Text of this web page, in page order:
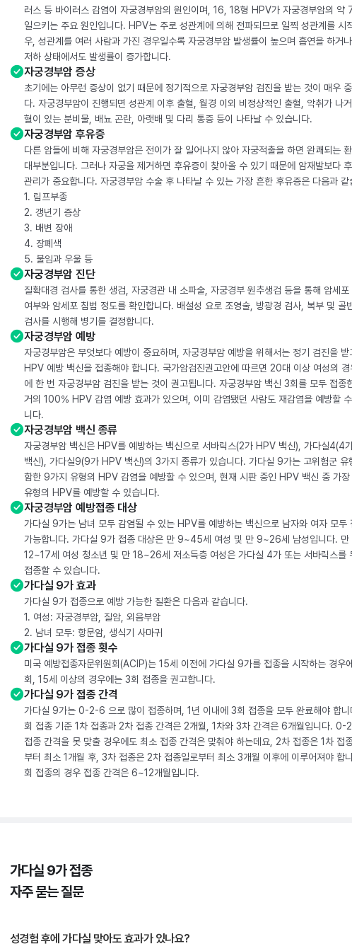
러스 등 바이러스 감염이 자궁경부암의 원인이며, 16, 18형 HPV가 자궁경부암의 약
일으키는 주요 원인입니다. HPV는 주로 성관계에 의해 전파되므로 일찍 성관계를 시
우, 성관계를 여러 사람과 가진 경우일수록 자궁경부암 발생률이 높으며 흡연을 하거
저하 상태에서도 발생률이 증가합니다.
자궁경부암 증상
초기에는 아무런 증상이 없기 때문에 정기적으로 자궁경부암 검진을 받는 것이 매우
다. 자궁경부암이 진행되면 성관계 이후 출혈, 월경 이외 비정상적인 출혈, 악취가 나
혈이 있는 분비물, 배뇨 곤란, 아랫배 및 다리 통증 등이 나타날 수 있습니다.
자궁경부암 후유증
다른 암들에 비해 자궁경부암은 전이가 잘 일어나지 않아 자궁적출을 하면 완쾌되는
대부분입니다. 그러나 자궁을 제거하면 후유증이 찾아올 수 있기 때문에 암재발보다
관리가 중요합니다. 자궁경부암 수술 후 나타날 수 있는 가장 흔한 후유증은 다음과 같
1. 림프부종
2. 갱년기 증상
3. 배변 장애
4. 장폐색
5. 불임과 우울 등
자궁경부암 진단
질확대경 검사를 통한 생검, 자궁경관 내 소파술, 자궁경부 원추생검 등을 통해 암세포
여부와 암세포 침범 정도를 확인합니다. 배설성 요로 조영술, 방광경 검사, 복부 및 골
검사를 시행해 병기를 결정합니다.
자궁경부암 예방
자궁경부암은 무엇보다 예방이 중요하며, 자궁경부암 예방을 위해서는 정기 검진을 받
HPV 예방 백신을 접종해야 합니다. 국가암검진권고안에 따르면 20대 이상 여성의
에 한 번 자궁경부암 검진을 받는 것이 권고됩니다. 자궁경부암 백신 3회를 모두 접종
거의 100% HPV 감염 예방 효과가 있으며, 이미 감염됐던 사람도 재감염을 예방할
니다.
자궁경부암 백신 종류
자궁경부암 백신은 HPV를 예방하는 백신으로 서바릭스(2가 HPV 백신), 가다실4(4
백신), 가다실9(9가 HPV 백신)의 3가지 종류가 있습니다. 가다실 9가는 고위험군 유
함한 9가지 유형의 HPV 감염을 예방할 수 있으며, 현재 시판 중인 HPV 백신 중 가장
유형의 HPV를 예방할 수 있습니다.
자궁경부암 예방접종 대상
가다실 9가는 남녀 모두 감염될 수 있는 HPV를 예방하는 백신으로 남자와 여자 모두
가능합니다. 가다실 9가 접종 대상은 만 9~45세 여성 및 만 9~26세 남성입니다. 만
12~17세 여성 청소년 및 만 18~26세 저소득층 여성은 가다실 4가 또는 서바릭스를
접종할 수 있습니다.
가다실 9가 효과
가다실 9가 접종으로 예방 가능한 질환은 다음과 같습니다.
1. 여성: 자궁경부암, 질암, 외음부암
2. 남녀 모두: 항문암, 생식기 사마귀
가다실 9가 접종 횟수
미국 예방접종자문위원회(ACIP)는 15세 이전에 가다실 9가를 접종을 시작하는 경우
회, 15세 이상의 경우에는 3회 접종을 권고합니다.
가다실 9가 접종 간격
가다실 9가는 0-2-6 으로 많이 접종하며, 1년 이내에 3회 접종을 모두 완료해야 합
회 접종 기준 1차 접종과 2차 접종 간격은 2개월, 1차와 3차 간격은 6개월입니다. 0-
접종 간격을 못 맞출 경우에도 최소 접종 간격은 맞춰야 하는데요, 2차 접종은 1차 접
부터 최소 1개월 후, 3차 접종은 2차 접종일로부터 최소 3개월 이후에 이루어져야 합
회 접종의 경우 접종 간격은 6~12개월입니다.
가다실 9가 접종
자주 묻는 질문
성경험 후에 가다실 맞아도 효과가 있나요?